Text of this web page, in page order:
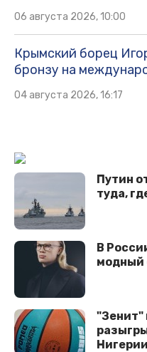
06 августа 2026, 10:00
Крымский борец
бронзу на
04 августа 2026, 16:17
Путин
туда,
В
модный
"Зенит"
Нигерии